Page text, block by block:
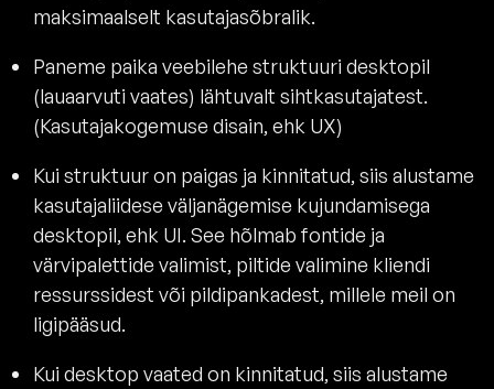
maksimaalselt kasutajasõbralik.
Paneme paika veebilehe struktuuri desktopil
(lauaarvuti vaates) lähtuvalt sihtkasutajatest.
(Kasutajakogemuse disain, ehk UX)
Kui struktuur on paigas ja kinnitatud, siis alustame
kasutajaliidese väljanägemise kujundamisega
desktopil, ehk UI. See hõlmab fontide ja
värvipalettide valimist, piltide valimine kliendi
ressurssidest või pildipankadest, millele meil on
ligipääsud.
Kui desktop vaated on kinnitatud, siis alustame